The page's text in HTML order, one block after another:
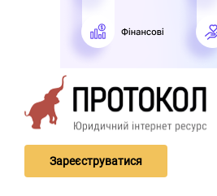
Зареєструватися